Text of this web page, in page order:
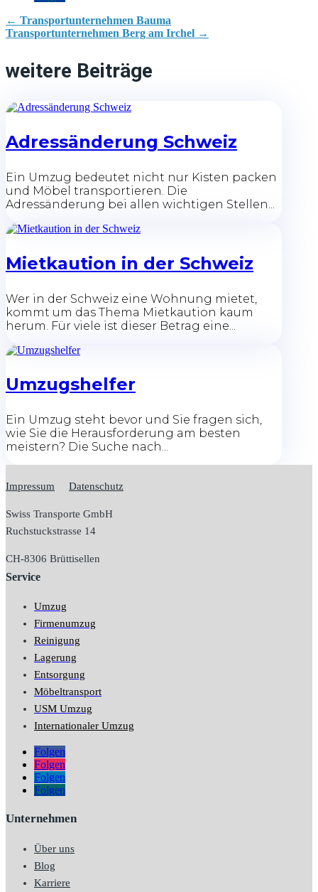
← Transportunternehmen Bauma
Transportunternehmen Berg am Irchel →
weitere Beiträge
Adressänderung Schweiz
Ein Umzug bedeutet nicht nur Kisten packen
und Möbel transportieren. Die
Adressänderung bei allen wichtigen Stellen...
Mietkaution in der Schweiz
Wer in der Schweiz eine Wohnung mietet,
kommt um das Thema Mietkaution kaum
herum. Für viele ist dieser Betrag eine...
Umzugshelfer
Ein Umzug steht bevor und Sie fragen sich,
wie Sie die Herausforderung am besten
meistern? Die Suche nach...
Impressum Datenschutz
Swiss Transporte GmbH
Ruchstuckstrasse 14
CH-8306 Brüttisellen
Service
Umzug
Firmenumzug
Reinigung
Lagerung
Entsorgung
Möbeltransport
USM Umzug
Internationaler Umzug
Folgen
Folgen
Folgen
Folgen
Unternehmen
Über uns
Blog
Karriere